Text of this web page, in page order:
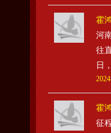
霍
河
往
日
霍
征